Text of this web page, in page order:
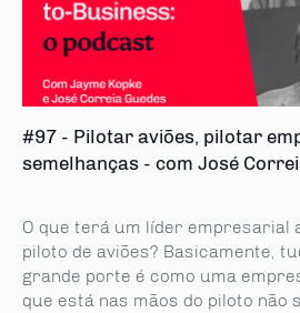
#97 - Pilotar aviões, pilotar
semelhanças - com José
O que terá um líder empresarial
piloto de aviões? Basicamente,
grande porte é como uma
que está nas mãos do piloto não